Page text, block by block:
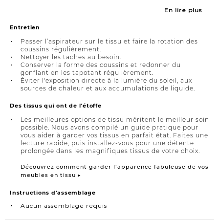
En lire plus
Entretien
Passer l’aspirateur sur le tissu et faire la rotation des
coussins régulièrement.
Nettoyer les taches au besoin.
Conserver la forme des coussins et redonner du
gonflant en les tapotant régulièrement.
Éviter l'exposition directe à la lumière du soleil, aux
sources de chaleur et aux accumulations de liquide.
Des tissus qui ont de l'étoffe
Les meilleures options de tissu méritent le meilleur soin
possible. Nous avons compilé un guide pratique pour
vous aider à garder vos tissus en parfait état. Faites une
lecture rapide, puis installez-vous pour une détente
prolongée dans les magnifiques tissus de votre choix.
Découvrez comment garder l’apparence fabuleuse de vos
meubles en tissu ▸
Instructions d'assemblage
Aucun assemblage requis